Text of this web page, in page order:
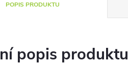
POPIS PRODUKTU
popis produktu